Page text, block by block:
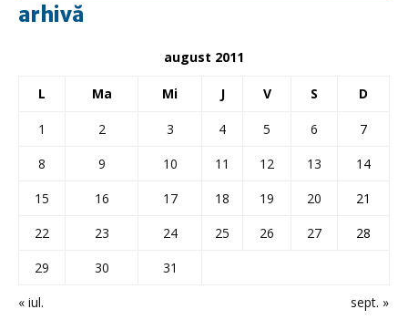
arhivă
august 2011
L Ma Mi J V S D
« iul. sept. »
1 2 3 4 5 6
7
8
9 10 11 12 13
14
15
16 17 18 19 20
21
22
23 24 25 26 27
28
29
30 31